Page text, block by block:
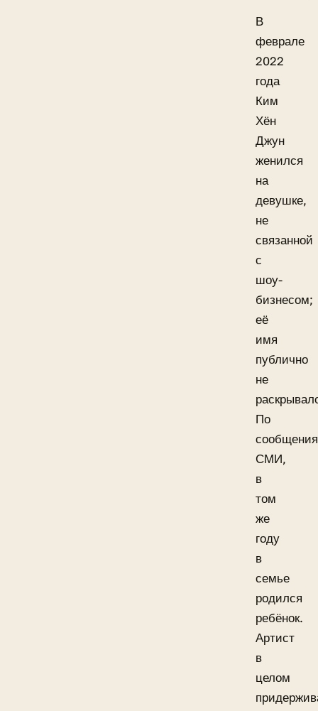
В
феврале
2022
года
Ким
Хён
Джун
женился
на
девушке,
не
связанной
с
шоу-
бизнесом;
её
имя
публично
не
По
СМИ,
в
том
же
году
в
семье
родился
ребёнок.
Артист
в
целом